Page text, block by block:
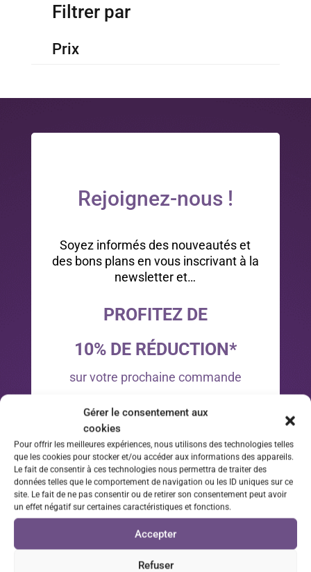
Gérer le consentement aux
cookies
Pour offrir les meilleures expériences, nous utilisons des technologies telles
que les cookies pour stocker et/ou accéder aux informations des appareils.
Le fait de consentir à ces technologies nous permettra de traiter des
données telles que le comportement de navigation ou les ID uniques sur ce
site. Le fait de ne pas consentir ou de retirer son consentement peut avoir
un effet négatif sur certaines caractéristiques et fonctions.
Accepter
Refuser
Filtrer par
Prix
Rejoignez-nous !
Soyez informés des nouveautés et
des bons plans en vous inscrivant à la
newsletter et…
PROFITEZ DE
10% DE RÉDUCTION*
sur votre prochaine commande
*Offre valable 30 jours à compter de la date d’inscription
à la newsletter sur votre prochaine commande.